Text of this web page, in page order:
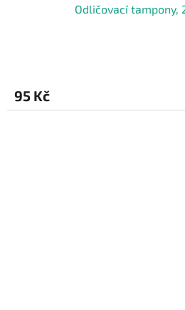
Odličovací tampony,
95 Kč